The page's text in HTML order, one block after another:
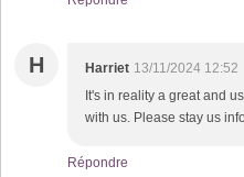
H Harriet 13/11/2024 12:52
It's in reality a great and
with us. Please stay us
Répondre